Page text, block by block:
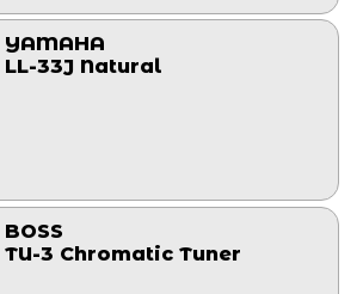
YAMAHA
LL-33J Natural
BOSS
TU-3 Chromatic Tuner